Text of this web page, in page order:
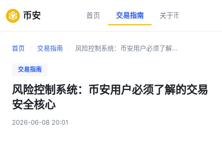
币安 首页 交易指南 关于币安
首页 交易指南 风险控制系统：币安用户必须了解...
交易指南
风险控制系统：币安用户必须了解的交易
安全核心
2026-06-08 20:01